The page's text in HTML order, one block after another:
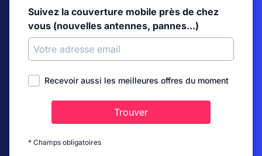
Suivez la couverture mobile près de chez
vous (nouvelles antennes, pannes...)
Recevoir aussi les meilleures offres du moment
Trouver
* Champs obligatoires